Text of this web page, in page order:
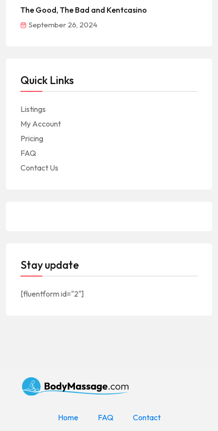
The Good, The Bad and Kentcasino
September 26, 2024
Quick Links
Listings
My Account
Pricing
FAQ
Contact Us
Stay update
[fluentform id="2"]
Home FAQ Contact